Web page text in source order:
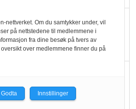
bransjen i
Stadig større
dagligvare
nettverket. Om du samtykker under, vil
på nettstedene til medlemmene i
fra dine besøk på tvers av
over medlemmene finner du på
Godta Innstillinger